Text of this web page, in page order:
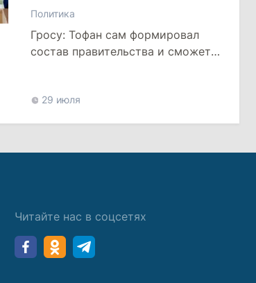
Политика
Гросу: Тофан сам формировал
состав правительства и сможет
29 июля
Читайте нас в соцсетях